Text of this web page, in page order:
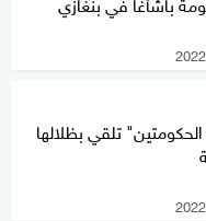
الحكومتين" تلقي بظلالها